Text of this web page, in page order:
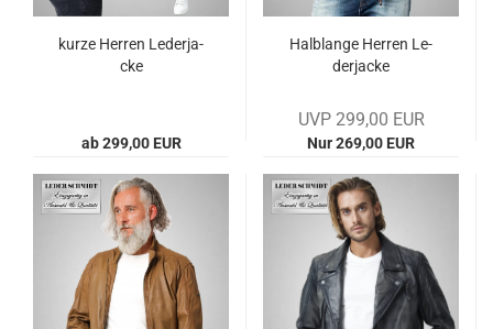
kurze Her­ren Le­der­ja­
cke
ab 299,00 EUR
Halb­lan­ge Her­ren Le­
der­ja­cke
UVP 299,00 EUR
Nur 269,00 EUR